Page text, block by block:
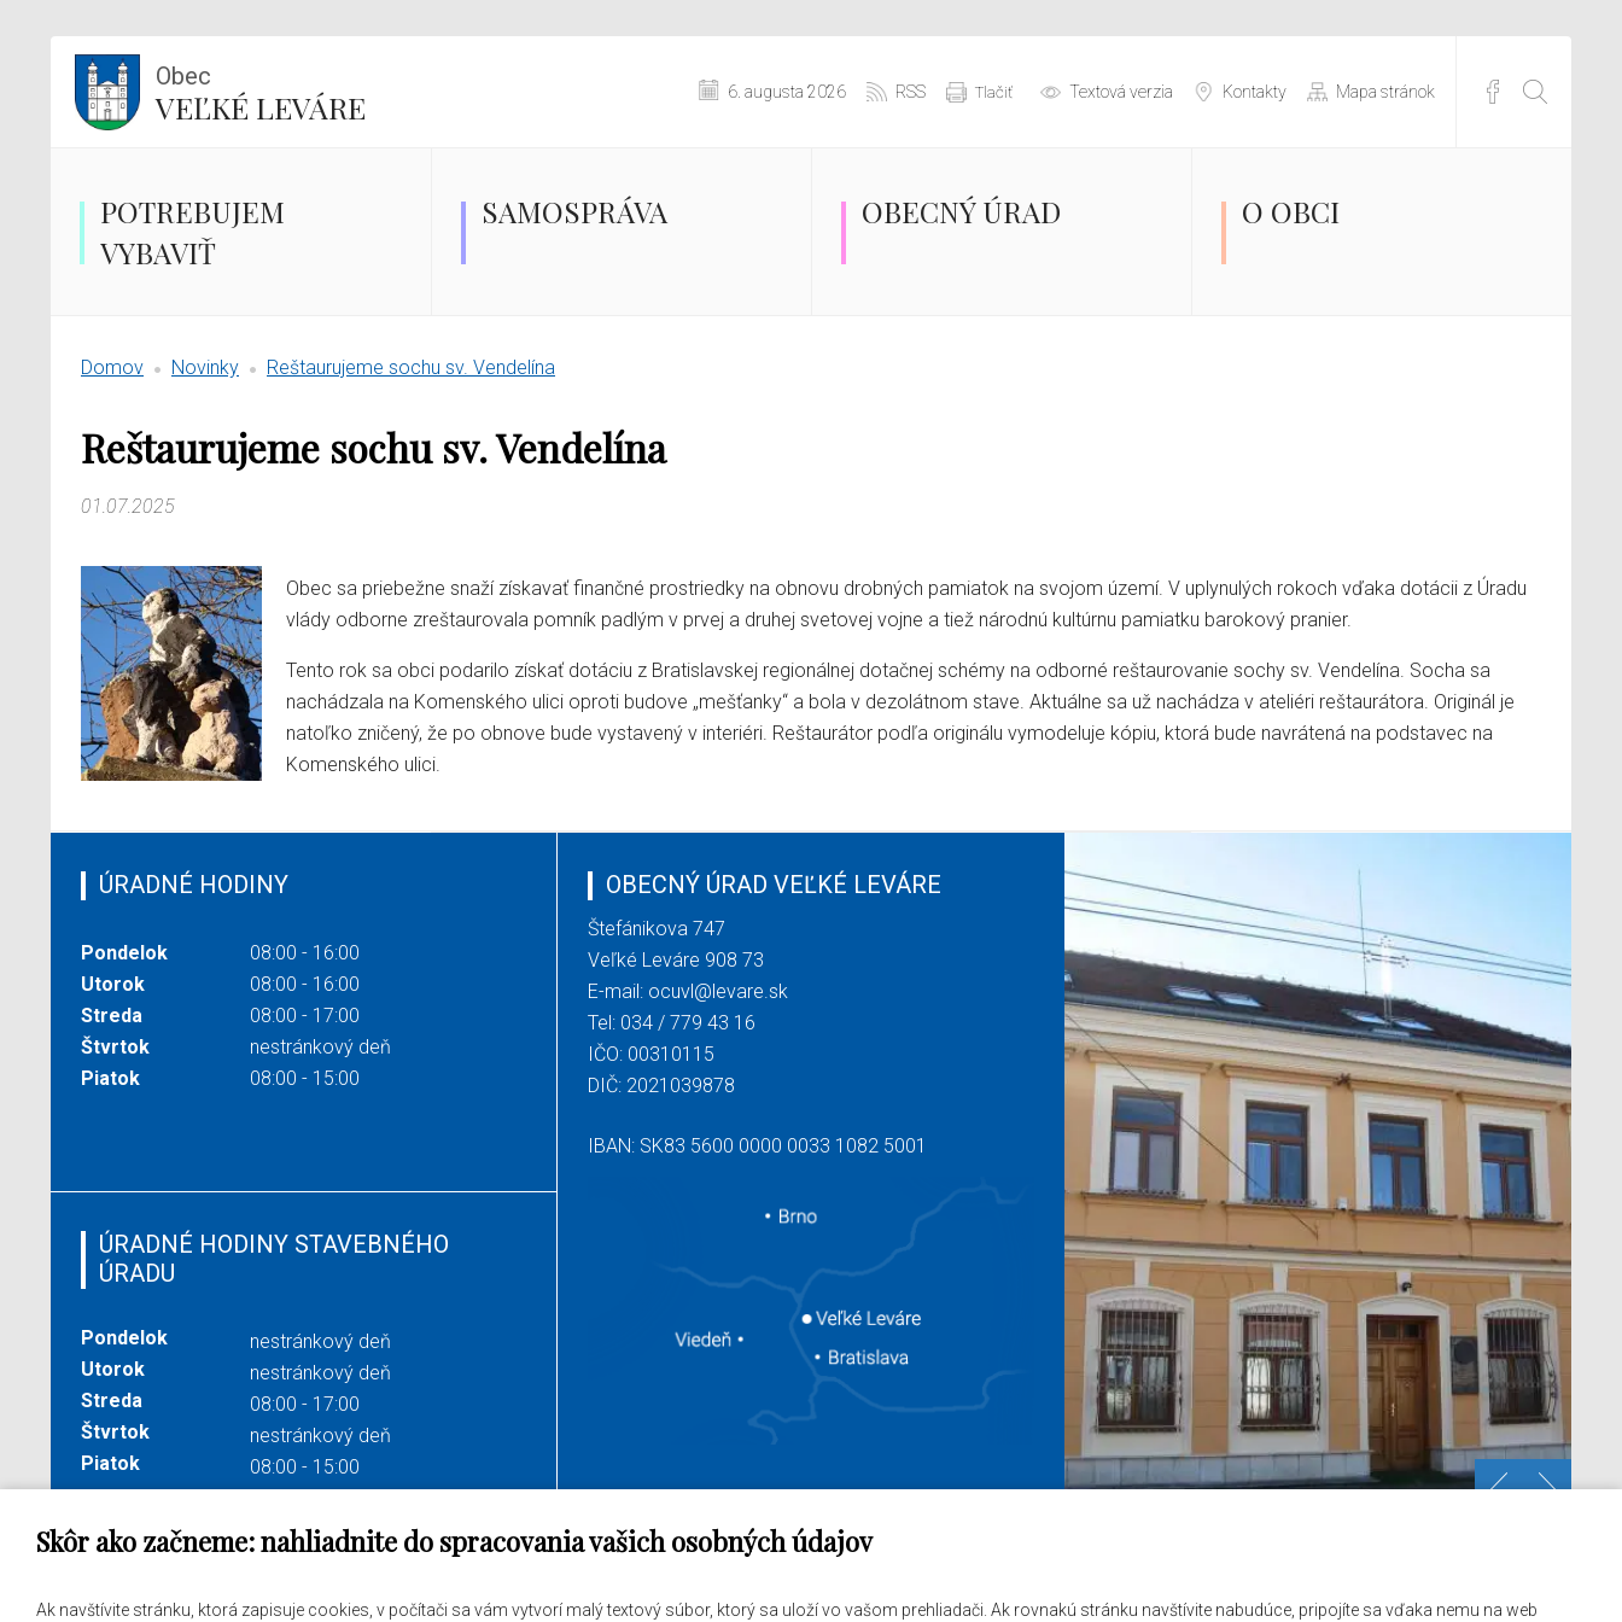
Skôr ako začneme: nahliadnite do spracovania vašich osobných údajov
Ak navštívite stránku, ktorá zapisuje cookies, v počítači sa vám vytvorí malý textový súbor, ktorý sa uloží vo vašom prehliadači. Ak rovnakú stránku navštívite nabudúce, pripojíte sa vďaka nemu na web
Obec
VEĽKÉ LEVÁRE 6. augusta 2026 RSS Tlačiť Textová verzia Kontakty Mapa stránok
POTREBUJEM
VYBAVIŤ
SAMOSPRÁVA OBECNÝ ÚRAD O OBCI
Domov Novinky Reštaurujeme sochu sv. Vendelína
Reštaurujeme sochu sv. Vendelína
01.07.2025
Obec sa priebežne snaží získavať finančné prostriedky na obnovu drobných pamiatok na svojom území. V uplynulých rokoch vďaka dotácii z Úradu
vlády odborne zreštaurovala pomník padlým v prvej a druhej svetovej vojne a tiež národnú kultúrnu pamiatku barokový pranier.
Tento rok sa obci podarilo získať dotáciu z Bratislavskej regionálnej dotačnej schémy na odborné reštaurovanie sochy sv. Vendelína. Socha sa
nachádzala na Komenského ulici oproti budove „mešťanky“ a bola v dezolátnom stave. Aktuálne sa už nachádza v ateliéri reštaurátora. Originál je
natoľko zničený, že po obnove bude vystavený v interiéri. Reštaurátor podľa originálu vymodeluje kópiu, ktorá bude navrátená na podstavec na
Komenského ulici.
ÚRADNÉ HODINY
Pondelok
08:00 - 16:00
Utorok
08:00 - 16:00
Streda
08:00 - 17:00
Štvrtok
nestránkový deň
Piatok
08:00 - 15:00
ÚRADNÉ HODINY STAVEBNÉHO
ÚRADU
Pondelok
nestránkový deň
Utorok
nestránkový deň
Streda
08:00 - 17:00
Štvrtok
nestránkový deň
Piatok
08:00 - 15:00
OBECNÝ ÚRAD VEĽKÉ LEVÁRE
Štefánikova 747
Veľké Leváre 908 73
E-mail: ocuvl@levare.sk
Tel: 034 / 779 43 16
IČO: 00310115
DIČ: 2021039878
IBAN: SK83 5600 0000 0033 1082 5001